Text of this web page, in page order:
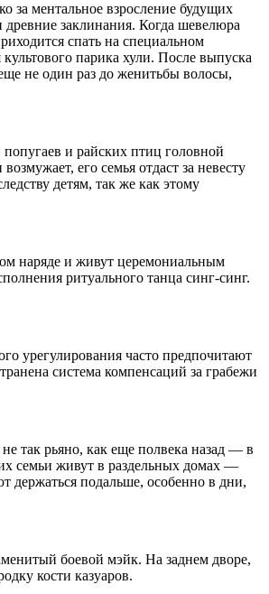
за ментальное взросление будущих
заклинания. Когда шевелюра
спать на специальном
парика хули. После выпуска
не один раз до женитьбы волосы,
и райских птиц головной
его семья отдаст за невесту
детям, так же как этому
наряде и живут церемониальным
ритуального танца синг-синг.
урегулирования часто предпочитают
система компенсаций за грабежи
так рьяно, как еще полвека назад — в
семьи живут в раздельных домах —
подальше, особенно в дни,
боевой мэйк. На заднем дворе,
кости казуаров.